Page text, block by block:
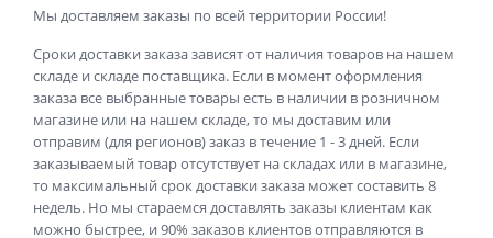
Мы доставляем заказы по всей территории России!
Сроки доставки заказа зависят от наличия товаров на нашем
складе и складе поставщика. Если в момент оформления
заказа все выбранные товары есть в наличии в розничном
магазине или на нашем складе, то мы доставим или
отправим (для регионов) заказ в течение 1 - 3 дней. Если
заказываемый товар отсутствует на складах или в магазине,
то максимальный срок доставки заказа может составить 8
недель. Но мы стараемся доставлять заказы клиентам как
можно быстрее, и 90% заказов клиентов отправляются в